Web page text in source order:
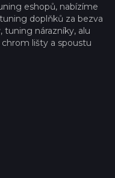
eshopů, nabízíme
doplňků za bezva
tuning nárazníky, alu
lišty a spoustu